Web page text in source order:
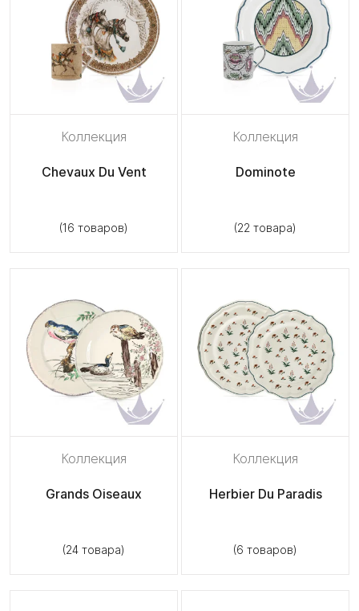
Коллекция
Chevaux Du Vent
(16 товаров)
Коллекция
Dominote
(22 товара)
Коллекция
Grands Oiseaux
(24 товара)
Коллекция
Herbier Du Paradis
(6 товаров)